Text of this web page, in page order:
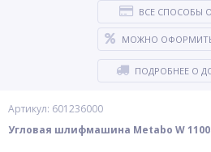
Артикул: 601236000
Угловая шлифмашина Metabo W
ВСЕ СПОСОБЫ
МОЖНО
ПОДРОБНЕЕ О